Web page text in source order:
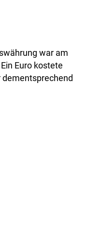
war am
Euro kostete
dementsprechend